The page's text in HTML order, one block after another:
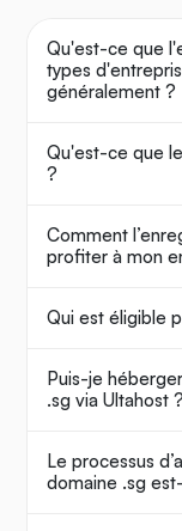
Qu'est-ce que
types
généralement ?
Qu'est-ce que
?
Comment
profiter à mon
Qui est éligible
Puis-je
.sg via Ultahost ?
Le processus
domaine .sg